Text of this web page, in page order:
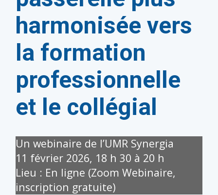
harmonisée vers
la formation
professionnelle
et le collégial
Un webinaire de l’UMR Synergia
11 février 2026, 18 h 30 à 20 h
Lieu : En ligne (Zoom Webinaire,
inscription gratuite)